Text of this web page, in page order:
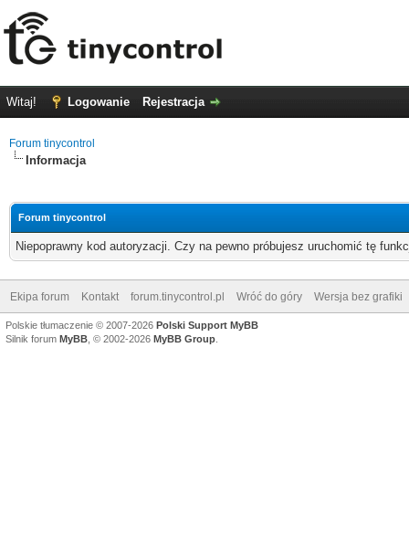
Witaj! Logowanie Rejestracja
Forum tinycontrol
Informacja
Forum tinycontrol
Niepoprawny kod autoryzacji. Czy na pewno próbujesz uruchomić tę
Ekipa forum Kontakt forum.tinycontrol.pl Wróć do góry Wersja bez grafiki
Polskie tłumaczenie © 2007-2026 Polski Support MyBB
Silnik forum MyBB , © 2002-2026 MyBB Group